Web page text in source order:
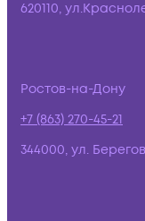
620110,
Ростов-на-Дону
+7 (863) 270-45-21
344000, ул.